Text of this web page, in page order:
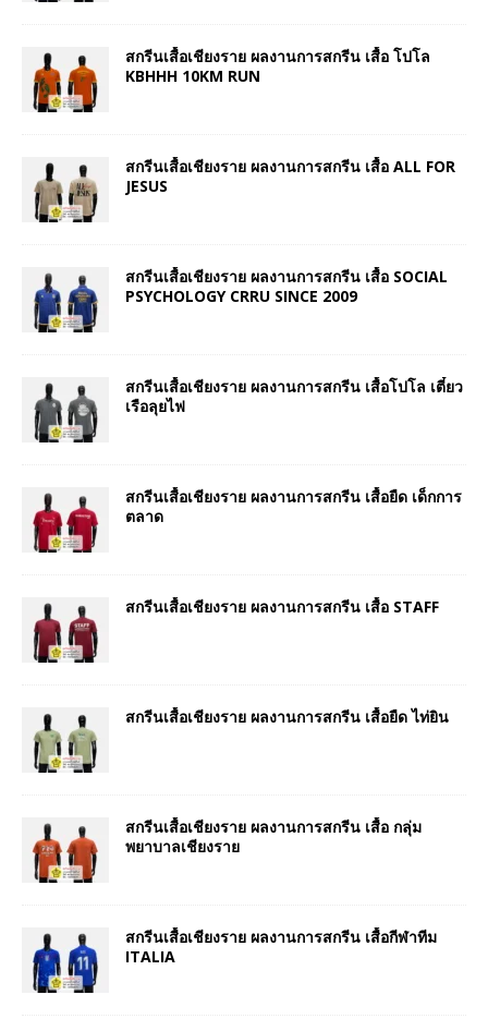
สกรีนเสื้อเชียงราย ผลงานการสกรีน เสื้อ โปโล
KBHHH 10KM RUN
สกรีนเสื้อเชียงราย ผลงานการสกรีน เสื้อ ALL FOR
JESUS
สกรีนเสื้อเชียงราย ผลงานการสกรีน เสื้อ SOCIAL
PSYCHOLOGY CRRU SINCE 2009
สกรีนเสื้อเชียงราย ผลงานการสกรีน เสื้อโปโล เตี๋ยว
เรือลุยไฟ
สกรีนเสื้อเชียงราย ผลงานการสกรีน เสื้อยืด เด็กการ
ตลาด
สกรีนเสื้อเชียงราย ผลงานการสกรีน เสื้อ STAFF
สกรีนเสื้อเชียงราย ผลงานการสกรีน เสื้อยืด ไท่ยิน
สกรีนเสื้อเชียงราย ผลงานการสกรีน เสื้อ กลุ่ม
พยาบาลเชียงราย
สกรีนเสื้อเชียงราย ผลงานการสกรีน เสื้อกีฬาทีม
ITALIA